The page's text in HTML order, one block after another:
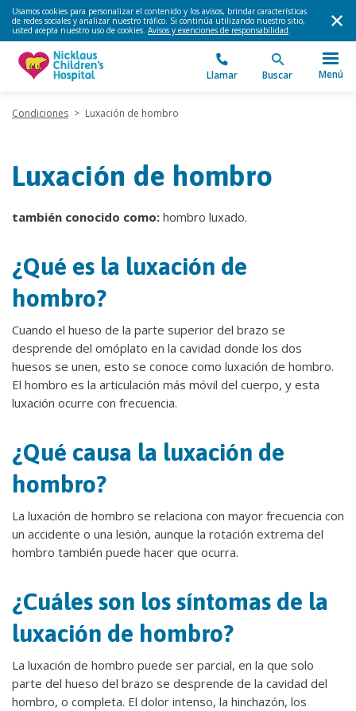
Usamos cookies para personalizar el contenido y los avisos, brindar características
de redes sociales y analizar nuestro tráfico. Si continúa utilizando nuestro sitio,
usted acepta nuestro uso de cookies. Avisos y exenciones de responsabilidad.
Llamar Buscar Menú
Condiciones > Luxación de hombro
Luxación de hombro
también conocido como: hombro luxado.
¿Qué es la luxación de
hombro?
Cuando el hueso de la parte superior del brazo se
desprende del omóplato en la cavidad donde los dos
huesos se unen, esto se conoce como luxación de hombro.
El hombro es la articulación más móvil del cuerpo, y esta
luxación ocurre con frecuencia.
¿Qué causa la luxación de
hombro?
La luxación de hombro se relaciona con mayor frecuencia con
un accidente o una lesión, aunque la rotación extrema del
hombro también puede hacer que ocurra.
¿Cuáles son los síntomas de la
luxación de hombro?
La luxación de hombro puede ser parcial, en la que solo
parte del hueso del brazo se desprende de la cavidad del
hombro, o completa. El dolor intenso, la hinchazón, los